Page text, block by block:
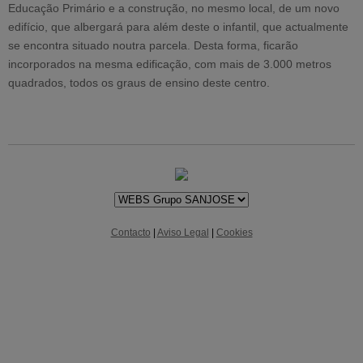
Educação Primário e a construção, no mesmo local, de um novo
edifício, que albergará para além deste o infantil, que actualmente
se encontra situado noutra parcela. Desta forma, ficarão
incorporados na mesma edificação, com mais de 3.000 metros
quadrados, todos os graus de ensino deste centro.
Contacto Aviso Legal Cookies